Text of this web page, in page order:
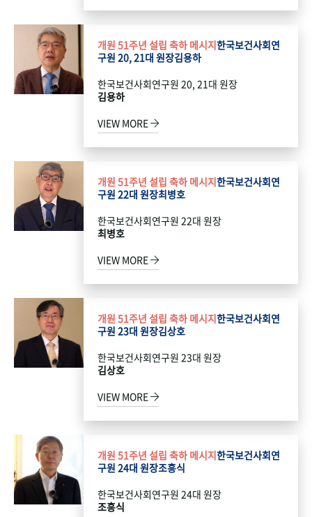
개원 51주년 설립 축하 메시지한국보건사회연
구원 20, 21대 원장김용하
한국보건사회연구원 20, 21대 원장
김용하
VIEW MORE
개원 51주년 설립 축하 메시지한국보건사회연
구원 22대 원장최병호
한국보건사회연구원 22대 원장
최병호
VIEW MORE
개원 51주년 설립 축하 메시지한국보건사회연
구원 23대 원장김상호
한국보건사회연구원 23대 원장
김상호
VIEW MORE
개원 51주년 설립 축하 메시지한국보건사회연
구원 24대 원장조흥식
한국보건사회연구원 24대 원장
조흥식